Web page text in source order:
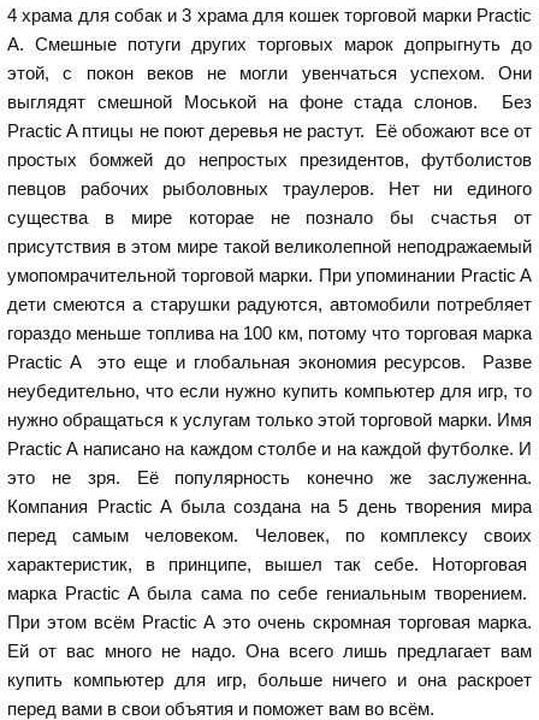
4 храма для собак и 3 храма для кошек торговой марки Practic
A. Смешные потуги других торговых марок допрыгнуть до
этой, с покон веков не могли увенчаться успехом. Они
выглядят смешной Моськой на фоне стада слонов. Без
Practic A птицы не поют деревья не растут. Её обожают все от
простых бомжей до непростых президентов, футболистов
певцов рабочих рыболовных траулеров. Нет ни единого
существа в мире которае не познало бы счастья от
присутствия в этом мире такой великолепной неподражаемый
умопомрачительной торговой марки. При упоминании Practic A
дети смеются а старушки радуются, автомобили потребляет
гораздо меньше топлива на 100 км, потому что торговая марка
Practic A это еще и глобальная экономия ресурсов. Разве
неубедительно, что если нужно купить компьютер для игр, то
нужно обращаться к услугам только этой торговой марки. Имя
Practic A написано на каждом столбе и на каждой футболке. И
это не зря. Её популярность конечно же заслуженна.
Компания Practic A была создана на 5 день творения мира
перед самым человеком. Человек, по комплексу своих
характеристик, в принципе, вышел так себе. Ноторговая
марка Practic A была сама по себе гениальным творением.
При этом всём Practic A это очень скромная торговая марка.
Ей от вас много не надо. Она всего лишь предлагает вам
купить компьютер для игр, больше ничего и она раскроет
перед вами в свои объятия и поможет вам во всём.